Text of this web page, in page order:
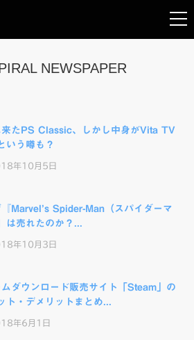
NEWSPAPER
来たPS Classic、しかし中身がVita TV
いう噂も？
年10月5日
『Marvel’s Spider-Man（スパイダーマ
は売れたのか？...
年10月3日
ムダウンロード販売サイト「Steam」の
ト・デメリットまとめ...
年6月1日